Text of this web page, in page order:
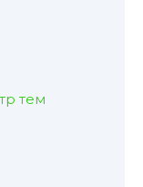
тем